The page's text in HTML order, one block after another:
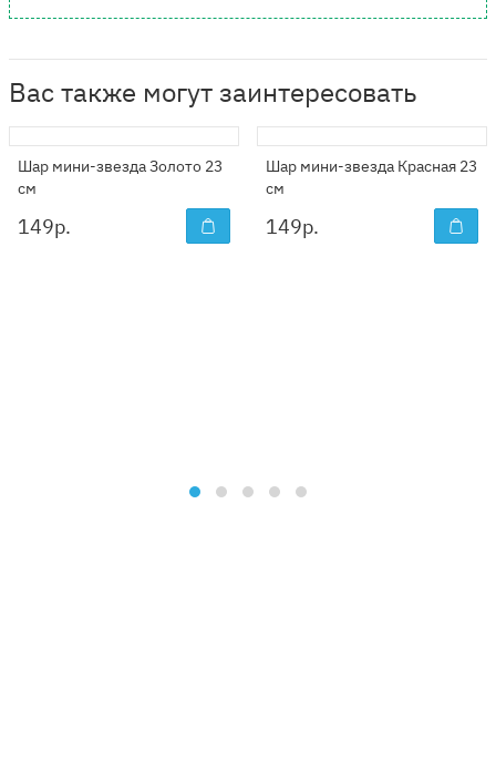
Вас также могут заинтересовать
Шар мини-звезда Золото 23
см
149р.
Шар мини-звезда Красная 23
см
149р.